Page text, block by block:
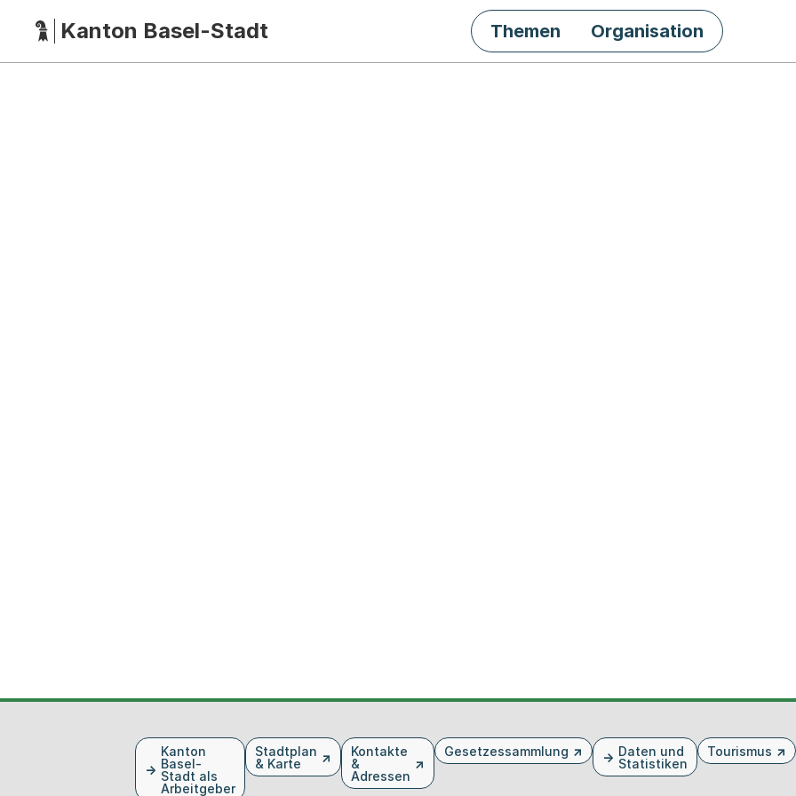
HauptnavigationKanton Basel-Stadt Themen Organisation
Kanton
Basel-
Stadt als
Arbeitgeber
Stadtplan
& Karte
Kontakte
&
Adressen
Gesetzessammlung
Daten und
Statistiken
Tourismus